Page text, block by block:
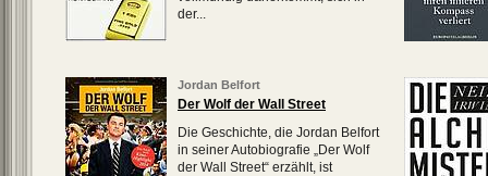
der...
Jordan Belfort
Der Wolf der Wall Street
Die Geschichte, die Jordan Belfort
in seiner Autobiografie „Der Wolf
der Wall Street“ erzählt, ist